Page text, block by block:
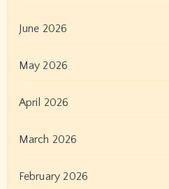
June 2026
May 2026
April 2026
March 2026
February 2026